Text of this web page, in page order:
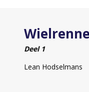
Deel 1
Lean Hodselmans